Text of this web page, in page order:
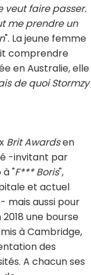
veut faire passer.
me prendre un
". La jeune femme
comprendre
en Australie, elle
de quoi Stormzy
Brit Awardsen
-invitant par
à "F*** Boris",
et actuel
mais aussi pour
une bourse
à Cambridge,
des
A chacun ses